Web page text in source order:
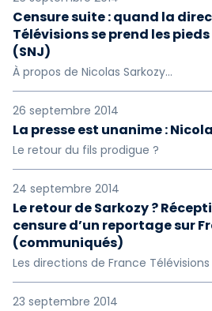
Censure suite : quand la
Télévisions se prend les
(SNJ)
À propos de Nicolas Sarkozy...
26 septembre 2014
La presse est unanime :
Le retour du fils prodigue ?
24 septembre 2014
Le retour de Sarkozy ?
censure d’un reportage sur
(communiqués)
Les directions de France
23 septembre 2014